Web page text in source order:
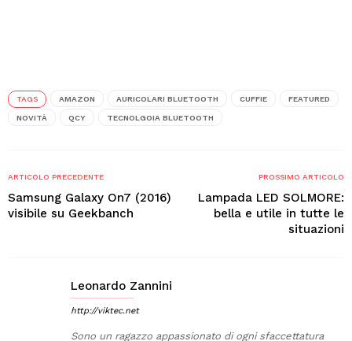
TAGS AMAZON AURICOLARI BLUETOOTH CUFFIE FEATURED
NOVITÀ QCY TECNOLGOIA BLUETOOTH
ARTICOLO PRECEDENTE
Samsung Galaxy On7 (2016)
visibile su Geekbanch
PROSSIMO ARTICOLO
Lampada LED SOLMORE:
bella e utile in tutte le
situazioni
Leonardo Zannini
http://viktec.net
Sono un ragazzo appassionato di ogni sfaccettatura